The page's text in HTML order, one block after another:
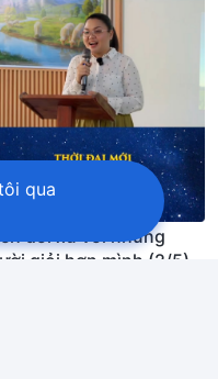
đối xử với những
giỏi hơn mình (2/5)
qua